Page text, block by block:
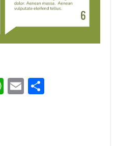
WhatsApp
Email